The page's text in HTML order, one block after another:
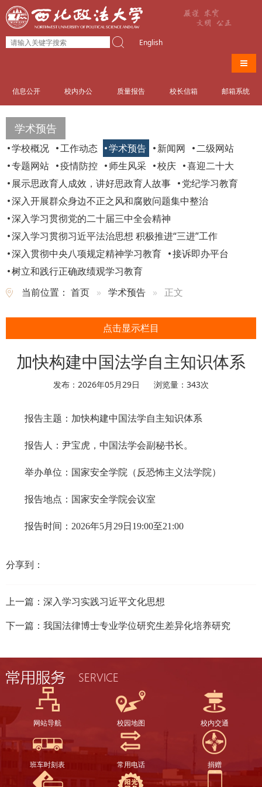
English
导航
信息公开 校内办公 质量报告 校长信箱 邮箱系统
学术预告
学校概况 工作动态 学术预告 新闻网
二级网站
专题网站
疫情防控 师生风采 校庆
喜迎二十大
展示思政育人成效，讲好思政育人故事
党纪学习教育
深入开展群众身边不正之风和腐败问题集中整治
深入学习贯彻党的二十届三中全会精神
深入学习贯彻习近平法治思想 积极推进“三进”工作
深入贯彻中央八项规定精神学习教育
接诉即办平台
树立和践行正确政绩观学习教育
当前位置： 首页 学术预告 正文
点击显示栏目
加快构建中国法学自主知识体系
发布：2026年05月29日 浏览量： 343次
报告主题： 加快构建中国法学自主知识体系
报告人： 尹宝虎 ， 中国法学会副秘书长。
举办单位：国家安全学院（反恐怖主义法学院）
报告地点： 国家安全学院会议室
报告时间： 2026年5月29日19:00至21:00
分享到：
上一篇： 深入学习实践习近平文化思想
下一篇： 我国法律博士专业学位研究生差异化培养研究
网站导航 校园地图 校内交通
班车时刻表 常用电话 捐赠